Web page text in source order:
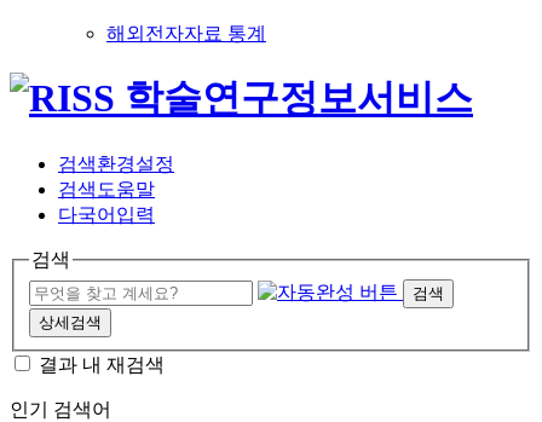
해외전자자료 통계
검색환경설정
검색도움말
다국어입력
검색
검색
상세검색
결과 내 재검색
인기 검색어